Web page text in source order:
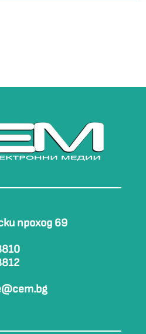
проход 69